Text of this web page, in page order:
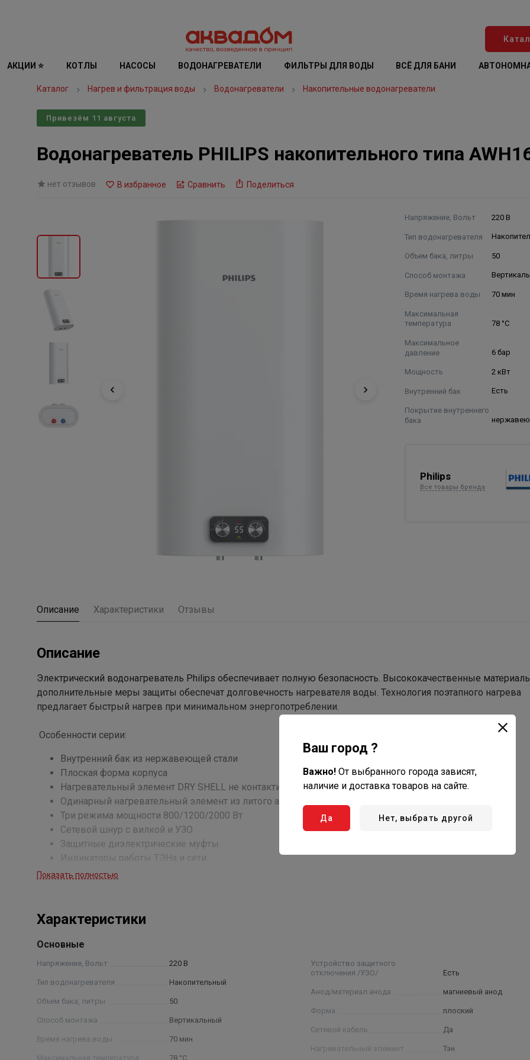
АКЦИИ ⭐ КОТЛЫ НАСОСЫ ВОДОНАГРЕВАТЕЛИ ФИЛЬТРЫ ДЛЯ ВОДЫ ВСЁ ДЛЯ БАНИ
Каталог Нагрев и фильтрация воды Водонагреватели Накопительные водонагреватели
Привезём 11 августа
Водонагреватель PHILIPS накопительного типа
нет отзывов В избранное Сравнить Поделиться
Напряжение, Вольт 220 В
Тип водонагревателя
Объем бака, литры 50
Способ монтажа
Время нагрева воды 70 мин
Максимальная
температура
78 °С
Максимальное
давление
6 бар
Мощность 2 кВт
Внутренний бак Есть
Покрытие внутреннего
бака
Philips
Все товары бренда
Описание Характеристики Отзывы
Описание
Электрический водонагреватель Philips обеспечивает полную безопасность. Высококачественные
дополнительные меры защиты обеспечат долговечность нагревателя воды. Технология поэтапного нагрева
предлагает быстрый нагрев при минимальном энергопотреблении.
Особенности серии:
Внутренний бак из нержавеющей стали
Плоская форма корпуса
Нагревательный элемент DRY SHELL не контактирует с водой
Одинарный нагревательный элемент из литого алюминия
Три режима мощности 800/1200/2000 Вт
Сетевой шнур с вилкой и УЗО
Защитные диэлектрические муфты
Индикаторы работы ТЭНа и сети
Внешний механический регулятор нагрева
Цифровой термометр
Показать полностью
Характеристики
Основные
Напряжение, Вольт 220 В
Тип водонагревателя Накопительный
Объем бака, литры 50
Способ монтажа Вертикальный
Время нагрева воды 70 мин
Максимальная температура 78 °С
Устройство защитного
отключения /УЗО/
Есть
Анод/материал анода магниевый анод
Форма плоский
Сетевой кабель Да
Нагревательный элемент Тэн
Ваш город ?
Важно! От выбранного города зависят,
наличие и доставка товаров на сайте.
Да Нет, выбрать другой